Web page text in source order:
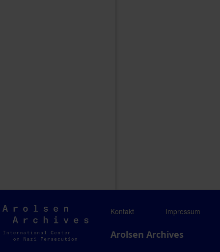
Arolsen
Archives
Kontakt Impressum
Arolsen Archives